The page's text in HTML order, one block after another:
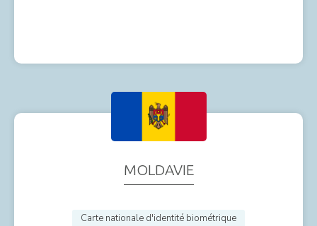
MOLDAVIE
Carte nationale d'identité biométrique